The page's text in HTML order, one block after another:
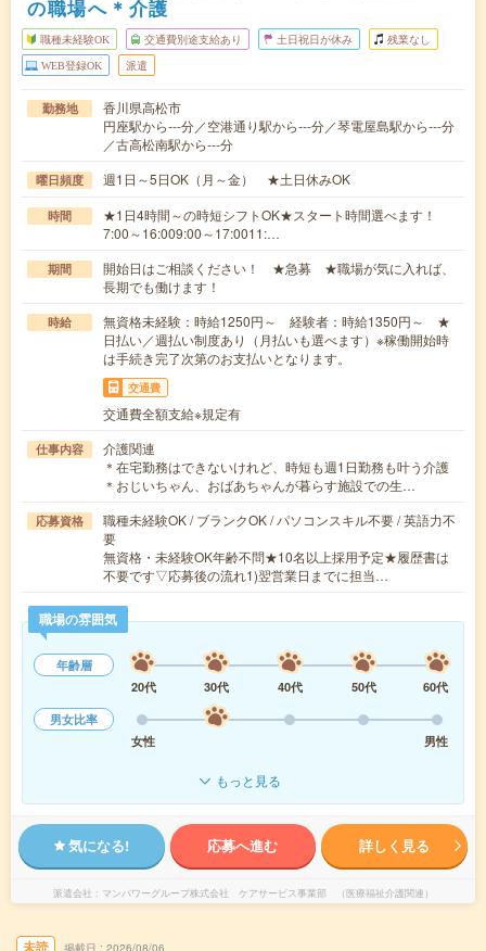
の職場へ＊介護
職種未経験OK 交通費別途支給あり 土日祝日が休み 残業なし
WEB登録OK 派遣
勤務地
香川県高松市
円座駅から---分／空港通り駅から---分／琴電屋島駅から---分
／古高松南駅から---分
曜日頻度 週1日～5日OK（月～金） ★土日休みOK
時間
★1日4時間～の時短シフトOK★スタート時間選べます！
7:00～16:009:00～17:0011:…
期間
開始日はご相談ください！ ★急募 ★職場が気に入れば、
長期でも働けます！
時給
無資格未経験：時給1250円～ 経験者：時給1350円～ ★
日払い／週払い制度あり（月払いも選べます）※稼働開始時
は手続き完了次第のお支払いとなります。
交通費
交通費全額支給※規定有
仕事内容
介護関連
＊在宅勤務はできないけれど、時短も週1日勤務も叶う介護
＊おじいちゃん、おばあちゃんが暮らす施設での生…
応募資格
職種未経験OK / ブランクOK / パソコンスキル不要 / 英語力不
要
無資格・未経験OK年齢不問★10名以上採用予定★履歴書は
不要です▽応募後の流れ1)翌営業日までに担当…
職場の雰囲気
年齢層
20代
30代 40代 50代
60代
男女比率
女性
男性
もっと見る
気になる! 応募へ進む 詳しく見る
派遣会社 マンパワーグループ株式会社 ケアサービス事業部 （医療福祉介護関連）
未読 掲載日 2026/08/06